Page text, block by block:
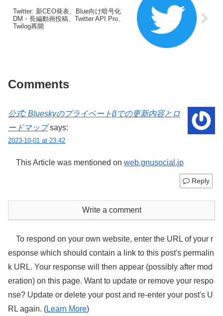
Twitter: 新CEO発表、Blue向け暗号化
DM・長編動画投稿、Twitter API Pro、
Twilog再開
Comments
公式: Blueskyのプライベートβでの更新内容とロ
ードマップ says:
2023-10-01 at 23:42
This Article was mentioned on web.gnusocial.jp
Reply
Write a comment
To respond on your own website, enter the URL of your r
esponse which should contain a link to this post's permalin
k URL. Your response will then appear (possibly after mod
eration) on this page. Want to update or remove your respo
nse? Update or delete your post and re-enter your post's U
RL again. (Learn More)